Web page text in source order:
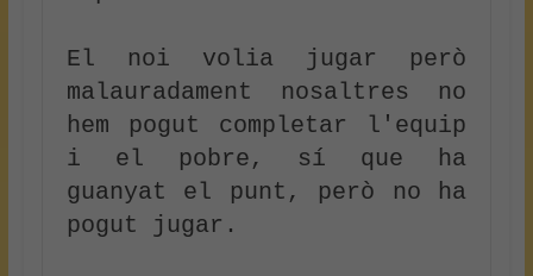
El noi volia jugar però
malauradament nosaltres no
hem pogut completar l'equip
i el pobre, sí que ha
guanyat el punt, però no ha
pogut jugar.